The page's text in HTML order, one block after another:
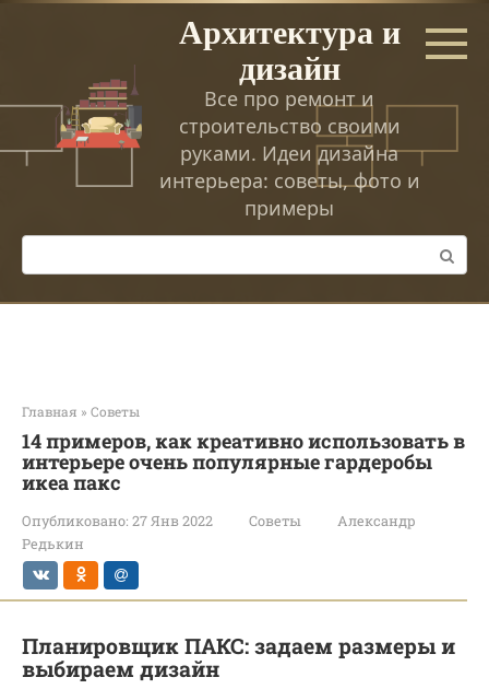
Перейти
Архитектура и
дизайн
Все про ремонт и
строительство своими
руками. Идеи дизайна
интерьера: советы, фото и
примеры
Поиск:
Главная » Советы
14 примеров, как креативно использовать в
интерьере очень популярные гардеробы
икеа пакс
Опубликовано: 27 Янв 2022 Советы
Александр
Редькин
Планировщик ПАКС: задаем размеры и
выбираем дизайн